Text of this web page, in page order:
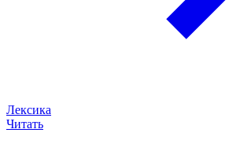
Лексика
Читать